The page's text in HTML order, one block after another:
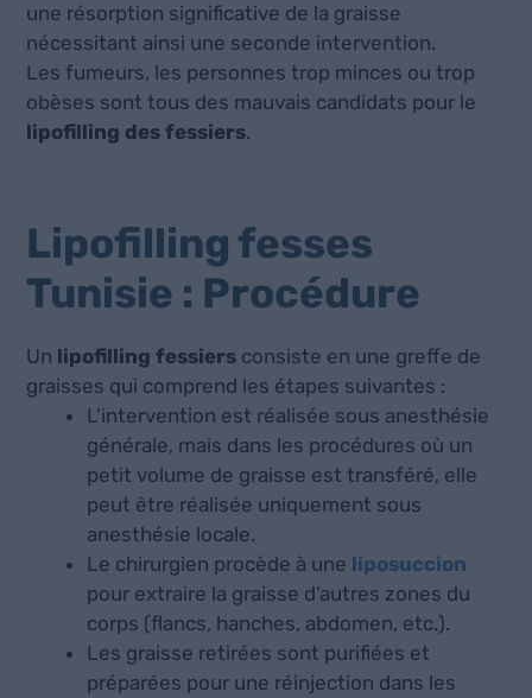
une résorption significative de la graisse
nécessitant ainsi une seconde intervention.
Les fumeurs, les personnes trop minces ou trop
obèses sont tous des mauvais candidats pour le
lipofilling des fessiers.
Lipofilling fesses
Tunisie : Procédure
Un lipofilling fessiers consiste en une greffe de
graisses qui comprend les étapes suivantes :
L’intervention est réalisée sous anesthésie
générale, mais dans les procédures où un
petit volume de graisse est transféré, elle
peut être réalisée uniquement sous
anesthésie locale.
Le chirurgien procède à une liposuccion
pour extraire la graisse d’autres zones du
corps (flancs, hanches, abdomen, etc.).
Les graisse retirées sont purifiées et
préparées pour une réinjection dans les